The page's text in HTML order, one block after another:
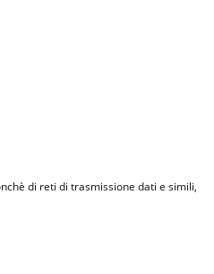
di reti di trasmissione dati e simili,